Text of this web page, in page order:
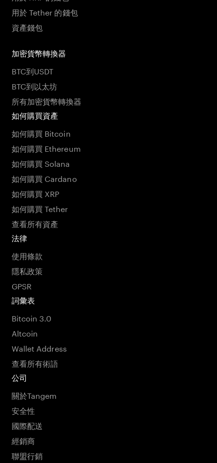
用於 Tether 的錢包
資產錢包
加密貨幣轉換器
BTC到USDT
BTC到以太坊
所有加密貨幣轉換器
如何購買資產
如何購買 Bitcoin
如何購買 Ethereum
如何購買 Solana
如何購買 Cardano
如何購買 XRP
如何購買 Tether
查看所有資產
法律
使用條款
隱私政策
GPSR
詞彙表
Bitcoin 3.0
Altcoin
Wallet Address
查看所有術語
公司
關於Tangem
安全性
國際配送
經銷商
聯盟行銷